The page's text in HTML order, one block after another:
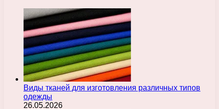
Виды тканей для изготовления различных типов
одежды
26.05.2026